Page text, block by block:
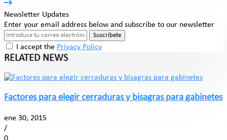
Newsletter Updates
Enter your email address below and subscribe to our newsletter
Suscríbete
I accept the Privacy Policy
RELATED NEWS
Factores para elegir cerraduras y bisagras para gabinetes
ene 30, 2015
/